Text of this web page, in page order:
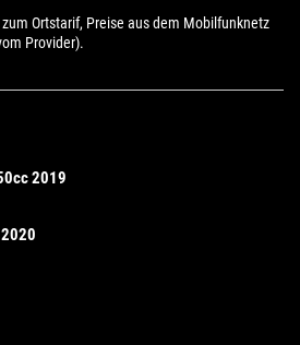
Ortstarif, Preise aus dem Mobilfunknetz
Provider).
2019
2020